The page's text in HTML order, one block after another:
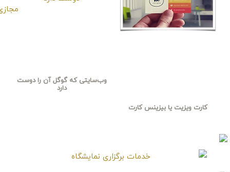
کارت ویزیت یا بیزینس کارت
وب‌سایتی که گوگل آن را دوست
دارد